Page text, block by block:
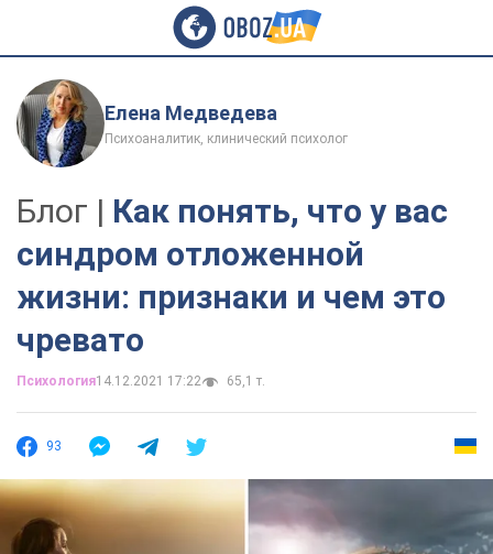
Елена Медведева
Психоаналитик, клинический психолог
Блог | Как понять, что у вас
синдром отложенной
жизни: признаки и чем это
чревато
Психология14.12.2021 17:22 65,1 т.
93